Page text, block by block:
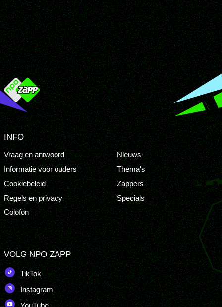
INFO
Vraag en antwoord
Informatie voor ouders
Cookiebeleid
Regels en privacy
Colofon
Nieuws
Thema's
Zappers
Specials
VOLG NPO ZAPP
TikTok
Instagram